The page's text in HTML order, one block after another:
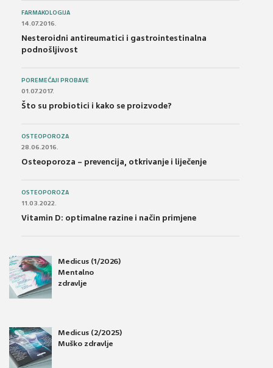
FARMAKOLOGIJA
14.07.2016.
Nesteroidni antireumatici i gastrointestinalna
podnošljivost
POREMEĆAJI PROBAVE
01.07.2017.
Što su probiotici i kako se proizvode?
OSTEOPOROZA
28.06.2016.
Osteoporoza – prevencija, otkrivanje i liječenje
OSTEOPOROZA
11.03.2022.
Vitamin D: optimalne razine i način primjene
Medicus (1/2026)
Mentalno
zdravlje
Medicus (2/2025)
Muško zdravlje